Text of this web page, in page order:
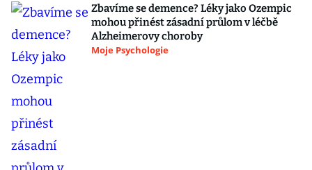
Zbavíme se demence? Léky jako Ozempic
mohou přinést zásadní průlom v léčbě
Alzheimerovy choroby
Moje Psychologie